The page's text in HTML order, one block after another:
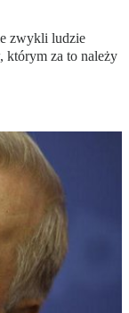
zwykli ludzie
którym za to należy